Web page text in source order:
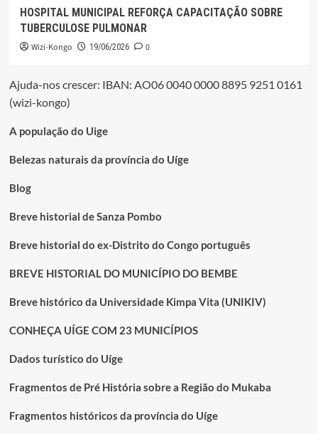
HOSPITAL MUNICIPAL REFORÇA CAPACITAÇÃO SOBRE
TUBERCULOSE PULMONAR
Wizi-Kongo 19/06/2026 0
Ajuda-nos crescer: IBAN: AO06 0040 0000 8895 9251 0161
(wizi-kongo)
A população do Uige
Belezas naturais da província do Uíge
Blog
Breve historial de Sanza Pombo
Breve historial do ex-Distrito do Congo português
BREVE HISTORIAL DO MUNICÍPIO DO BEMBE
Breve histórico da Universidade Kimpa Vita (UNIKIV)
CONHEÇA UÍGE COM 23 MUNICÍPIOS
Dados turístico do Uíge
Fragmentos de Pré História sobre a Região do Mukaba
Fragmentos históricos da província do Uíge